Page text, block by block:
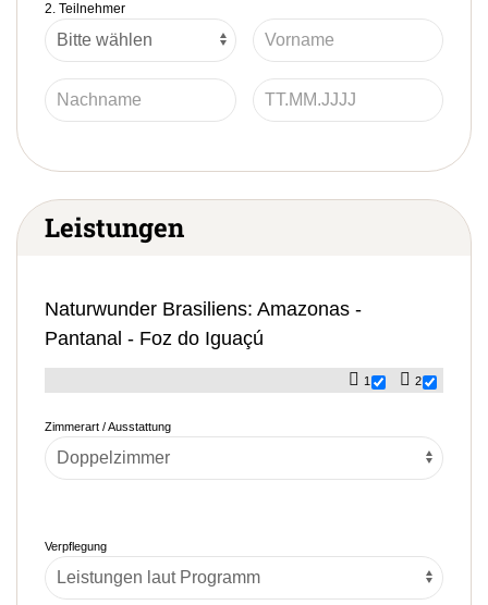
2. Teilnehmer
Leistungen
Naturwunder Brasiliens: Amazonas -
Pantanal - Foz do Iguaçú
1 2
Zimmerart / Ausstattung
Verpflegung